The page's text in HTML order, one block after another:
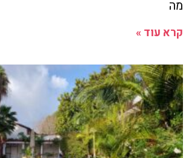
מה
קרא עוד »